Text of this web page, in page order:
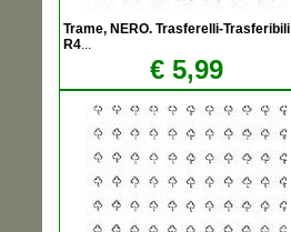
Trame, NERO. Trasferelli-Trasferibili
R4...
€ 5,99